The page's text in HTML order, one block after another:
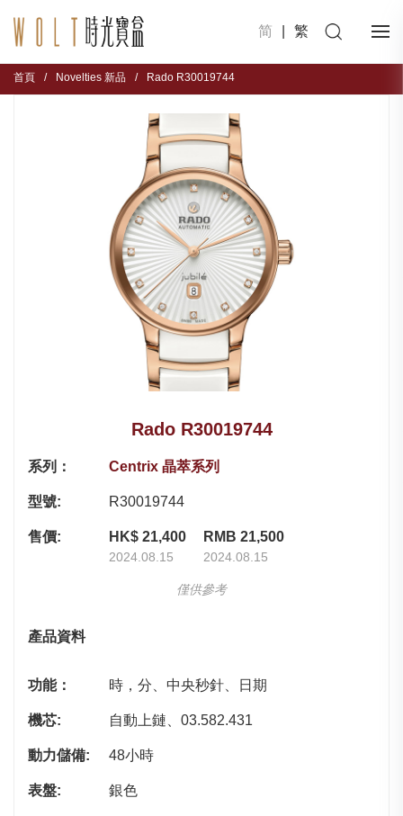
简 繁
首頁 / Novelties 新品 / Rado R30019744
Rado R30019744
系列： Centrix 晶萃系列
型號: R30019744
售價: HK$ 21,400
2024.08.15
RMB 21,500
2024.08.15
僅供參考
產品資料
功能： 時，分、中央秒針、日期
機芯: 自動上鏈、03.582.431
動力儲備: 48小時
表盤: 銀色